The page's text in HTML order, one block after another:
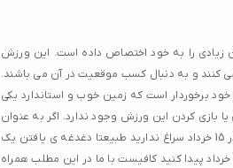
زیادی را به خود اختصاص داده است. این ورزش
کنند و به دنبال کسب موقعیت در آن می باشند.
برخوردار است که زمین خوب و استاندارد یکی
بازی کردن این ورزش وجود ندارد. اگر به عنوان
یک بازیکن حرفه ای تنیس در 15 خرداد زمین تنیس استاندارد و حرفه ای در 15 خرداد سراغ ندارید طبیعتا دغدغه ی یافتن یک
زمین تنیس خوب را دارید. چنانچه نمی تواتید یک زمین تنیس خوب در 15 خرداد پیدا کنید کافیست با ما در این مطلب همراه